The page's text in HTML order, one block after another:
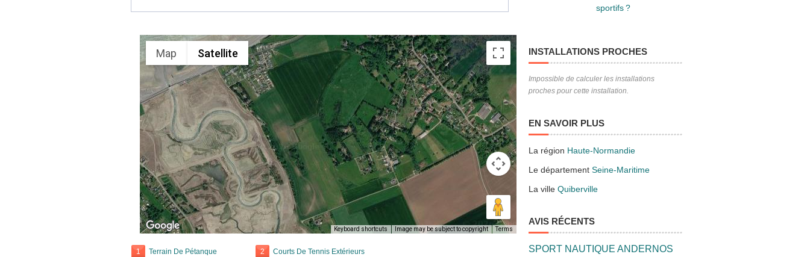
Map Satellite
Keyboard shortcuts Image may be subject to copyright Terms
1 Terrain De Pétanque 2 Courts De Tennis Extérieurs
sportifs ?
INSTALLATIONS PROCHES
Impossible de calculer les installations
proches pour cette installation.
EN SAVOIR PLUS
La région Haute-Normandie
Le département Seine-Maritime
La ville Quiberville
AVIS RÉCENTS
SPORT NAUTIQUE ANDERNOS